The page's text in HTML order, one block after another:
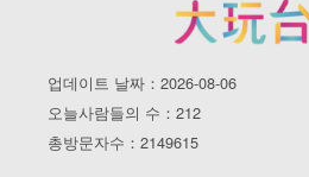
업데이트 날짜：2026-08-06
오늘사람들의 수：212
총방문자수：2149615